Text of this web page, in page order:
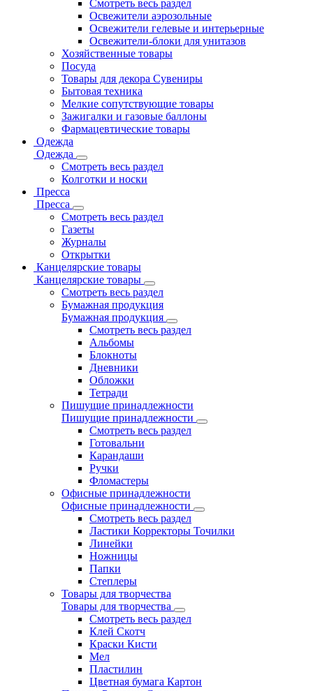
Смотреть весь раздел
Освежители аэрозольные
Освежители гелевые и интерьерные
Освежители-блоки для унитазов
Хозяйственные товары
Посуда
Товары для декора Сувениры
Бытовая техника
Мелкие сопутствующие товары
Зажигалки и газовые баллоны
Фармацевтические товары
Одежда
Одежда
Смотреть весь раздел
Колготки и носки
Пресса
Пресса
Смотреть весь раздел
Газеты
Журналы
Открытки
Канцелярские товары
Канцелярские товары
Смотреть весь раздел
Бумажная продукция
Бумажная продукция
Смотреть весь раздел
Альбомы
Блокноты
Дневники
Обложки
Тетради
Пишущие принадлежности
Пишущие принадлежности
Смотреть весь раздел
Готовальни
Карандаши
Ручки
Фломастеры
Офисные принадлежности
Офисные принадлежности
Смотреть весь раздел
Ластики Корректоры Точилки
Линейки
Ножницы
Папки
Степлеры
Товары для творчества
Товары для творчества
Смотреть весь раздел
Клей Скотч
Краски Кисти
Мел
Пластилин
Цветная бумага Картон